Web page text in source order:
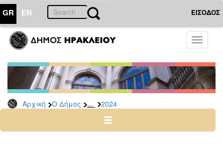
GR EN ΕΙΣΟΔΟΣ
Toggle
Αρχική Ο Δήμος ... 2024
ΔΗΜΟΣ
Δελτία
Τύπου
Αρχείο
2026
2024